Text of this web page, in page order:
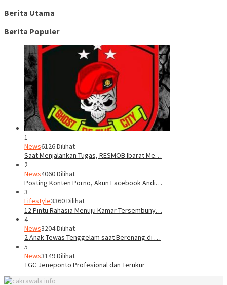
Berita Utama
Berita Populer
1
News6126 Dilihat
Saat Menjalankan Tugas, RESMOB Ibarat Me…
2
News4060 Dilihat
Posting Konten Porno, Akun Facebook Andi…
3
Lifestyle3360 Dilihat
12 Pintu Rahasia Menuju Kamar Tersembuny…
4
News3204 Dilihat
2 Anak Tewas Tenggelam saat Berenang di …
5
News3149 Dilihat
TGC Jeneponto Profesional dan Terukur